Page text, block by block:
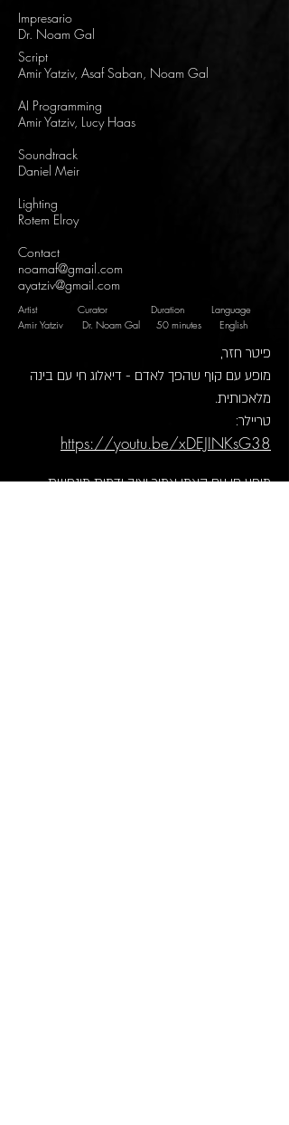
Impresario
Dr. Noam Gal
Script
Amir Yatziv, Asaf Saban, Noam Gal
AI Programming
Amir Yatziv, Lucy Haas
Soundtrack
Daniel Meir
Lighting
Rotem Elroy
Contact
noamaf@gmail.com
ayatziv@gmail.com
Artist Curator Duration Language
Amir Yatziv Dr. Noam Gal 50 minutes English
פיטר חזר,
מופע עם קוף שהפך לאדם - דיאלוג חי עם בינה
מלאכותית.
טריילר:
https://youtu.be/xDEJINKsG38
מופע חי עם האמן אמיר יציבודמות מונפשת